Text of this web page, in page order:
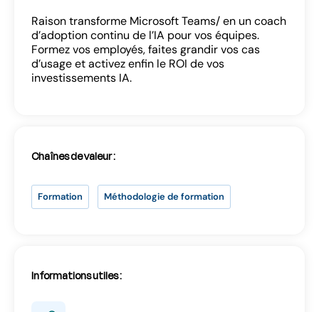
Raison transforme Microsoft Teams/ en un coach
d’adoption continu de l’IA pour vos équipes.
Formez vos employés, faites grandir vos cas
d’usage et activez enfin le ROI de vos
investissements IA.
Chaînes de valeur :
Formation Méthodologie de formation
Informations utiles :
Vous n’avez pas d’adresse e-mail valide ?